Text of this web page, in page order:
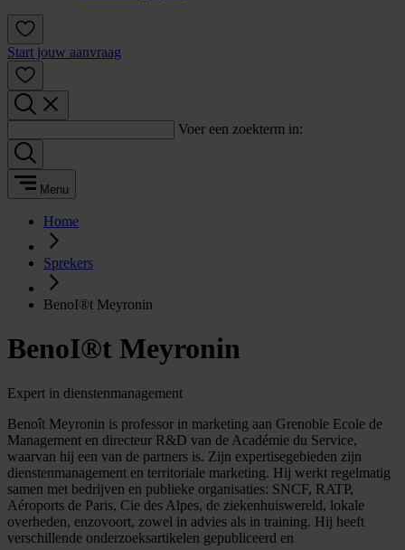
Start jouw aanvraag
Voer een zoekterm in:
Menu
Home
Sprekers
BenoI®t Meyronin
BenoI®t Meyronin
Expert in dienstenmanagement
Benoît Meyronin is professor in marketing aan Grenoble Ecole de
Management en directeur R&D van de Académie du Service,
waarvan hij een van de partners is. Zijn expertisegebieden zijn
dienstenmanagement en territoriale marketing. Hij werkt regelmatig
samen met bedrijven en publieke organisaties: SNCF, RATP,
Aéroports de Paris, Cie des Alpes, de ziekenhuiswereld, lokale
overheden, enzovoort, zowel in advies als in training. Hij heeft
verschillende onderzoeksartikelen gepubliceerd en